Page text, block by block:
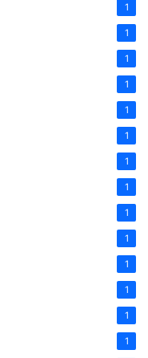
1
1
1
1
1
1
1
1
1
1
1
1
1
1